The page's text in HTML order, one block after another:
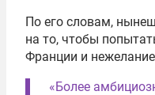
По его словам,
на то, чтобы
Франции и
«Более